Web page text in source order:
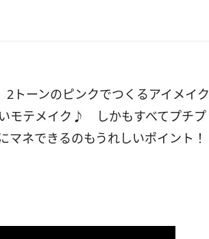
トーンのピンクでつくるアイメイク
モテメイク♪ しかもすべてプチプ
ネできるのもうれしいポイント！